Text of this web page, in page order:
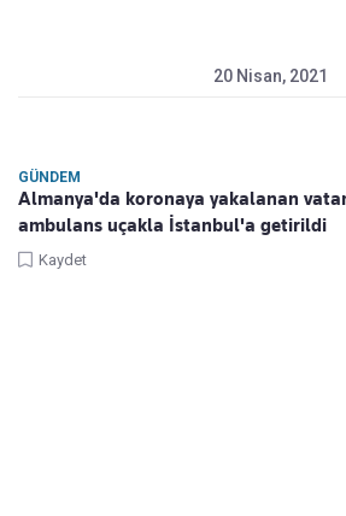
20 Nisan, 2021
GÜNDEM
Almanya'da koronaya yakalanan
ambulans uçakla İstanbul'a getirildi
Kaydet